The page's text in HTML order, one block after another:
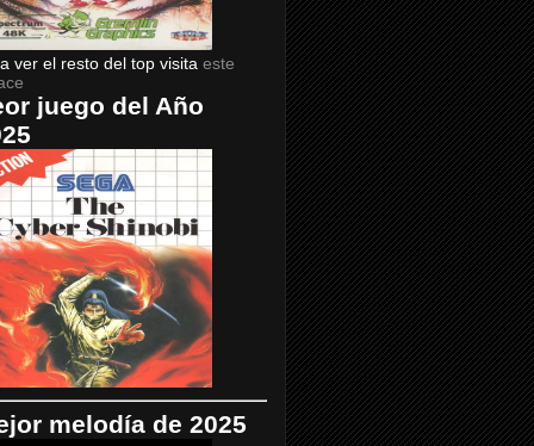
ver el resto del top visita este
juego del Año
melodía de 2025